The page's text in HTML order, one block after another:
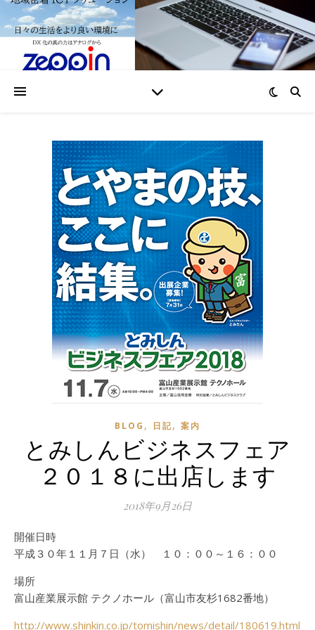
BLOG , 日記, 案内
とみしんビジネスフェア
２０１８に出店します
2018年9月26日
開催日時
平成３０年１１月７日（水） １０：００～１６：００
場所
富山産業展示館 テクノホール（富山市友杉1682番地）
http://www.shinkin.co.jp/tomishin/news/detail/180619.html